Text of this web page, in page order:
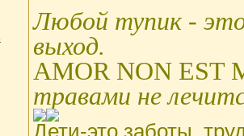
Любой тупик -
выход.
AMOR NON EST
травами не
Дети-это заботы,